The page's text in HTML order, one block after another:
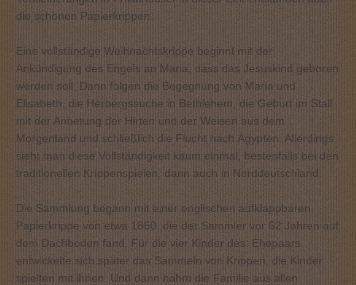
die schönen Papierkrippen.
Eine vollständige Weihnachtskrippe beginnt mit der
Ankündigung des Engels an Maria, dass das Jesuskind geboren
werden soll. Dann folgen die Begegnung von Maria und
Elisabeth, die Herbergssuche in Bethlehem, die Geburt im Stall
mit der Anbetung der Hirten und der Weisen aus dem
Morgenland und schließlich die Flucht nach Ägypten. Allerdings
sieht man diese Vollständigkeit kaum einmal, bestenfalls bei den
traditionellen Krippenspielen, dann auch in Norddeutschland.
Die Sammlung begann mit einer englischen aufklappbaren
Papierkrippe von etwa 1850, die der Sammler vor 62 Jahren auf
dem Dachboden fand. Für die vier Kinder des Ehepaars
entwickelte sich später das Sammeln von Krippen, die Kinder
spielten mit ihnen. Und dann nahm die Familie aus allen